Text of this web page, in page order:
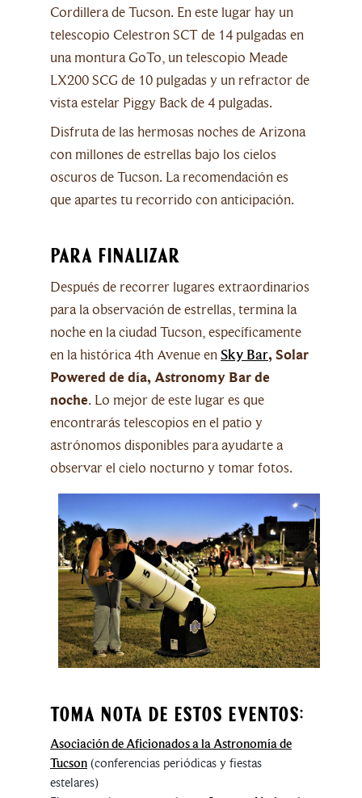
Cordillera de Tucson. En este lugar hay un
telescopio Celestron SCT de 14 pulgadas en
una montura GoTo, un telescopio Meade
LX200 SCG de 10 pulgadas y un refractor de
vista estelar Piggy Back de 4 pulgadas.
Disfruta de las hermosas noches de Arizona
con millones de estrellas bajo los cielos
oscuros de Tucson. La recomendación es
que apartes tu recorrido con anticipación.
Para finalizar
Después de recorrer lugares extraordinarios
para la observación de estrellas, termina la
noche en la ciudad Tucson, específicamente
en la histórica 4th Avenue enSky Bar, Solar
Powered de día, Astronomy Bar de
noche. Lo mejor de este lugar es que
encontrarás telescopios en el patio y
astrónomos disponibles para ayudarte a
observar el cielo nocturno y tomar fotos.
Toma nota de estos eventos:
Asociación de Aficionados a la Astronomía de
Tucson (conferencias periódicas y fiestas
estelares)